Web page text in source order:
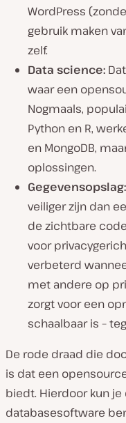
WordPress
gebruik maken
zelf.
Data science:
waar een
Nogmaals,
Python en R,
en MongoDB,
oplossingen.
Gegevensopslag:
veiliger zijn dan
de zichtbare
voor
verbeterd
met andere op
zorgt voor een
schaalbaar is –
De rode draad die
is dat een
biedt. Hierdoor kun je
databasesoftware